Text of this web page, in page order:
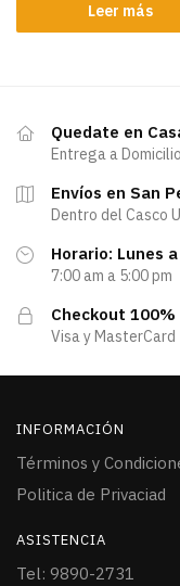
Leer más
Quedate en
Entrega a
Envíos en San
Dentro del Casco
Horario: Lunes
7:00 am a 5:00 pm
Checkout 100%
Visa y MasterCard
INFORMACIÓN
Términos y
Politica de Privaciad
ASISTENCIA
Tel: 9890-2731